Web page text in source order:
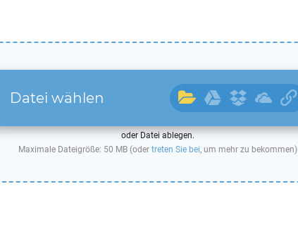
Datei wählen
oder Datei ablegen.
Maximale Dateigröße: 50 MB (oder treten Sie bei, um mehr zu bekommen)